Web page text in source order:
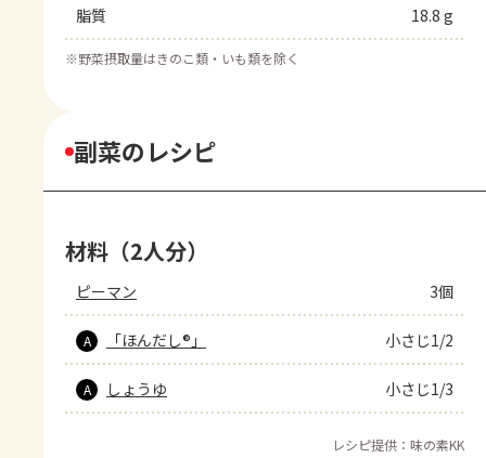
脂質 18.8 g
※野菜摂取量はきのこ類・いも類を除く
副菜のレシピ
材料（2人分）
ピーマン 3個
A 「ほんだし®」 小さじ1/2
A しょうゆ 小さじ1/3
レシピ提供：味の素KK